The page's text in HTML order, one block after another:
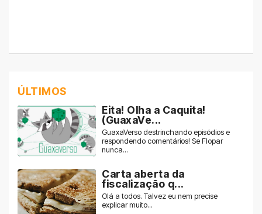
ÚLTIMOS
Eita! Olha a Caquita!
(GuaxaVe...
GuaxaVerso destrinchando episódios e
respondendo comentários! Se Flopar
nunca...
Carta aberta da
fiscalização q...
Olá a todos. Talvez eu nem precise
explicar muito...